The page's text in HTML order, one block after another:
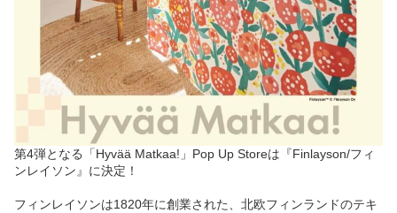
第4弾となる「Hyvää Matkaa!」Pop Up Storeは『Finlayson/フィ
ンレイソン』に決定！
フィンレイソンは1820年に創業された、北欧フィンランドのテキ